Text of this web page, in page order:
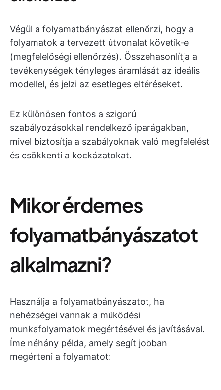
Végül a folyamatbányászat ellenőrzi, hogy a
folyamatok a tervezett útvonalat követik-e
(megfelelőségi ellenőrzés). Összehasonlítja a
tevékenységek tényleges áramlását az ideális
modellel, és jelzi az esetleges eltéréseket.
Ez különösen fontos a szigorú
szabályozásokkal rendelkező iparágakban,
mivel biztosítja a szabályoknak való megfelelést
és csökkenti a kockázatokat.
Mikor érdemes
folyamatbányászatot
alkalmazni?
Használja a folyamatbányászatot, ha
nehézségei vannak a működési
munkafolyamatok megértésével és javításával.
Íme néhány példa, amely segít jobban
megérteni a folyamatot: